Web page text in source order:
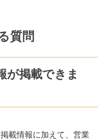
質問
が掲載できま
載情報に加えて、営業